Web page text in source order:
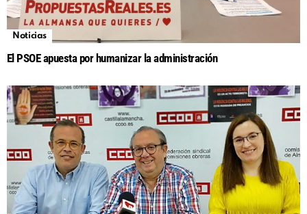
Noticias
El PSOE apuesta por humanizar la administración